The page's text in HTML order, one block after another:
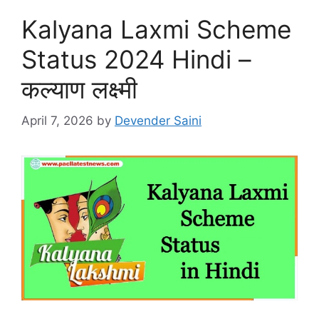
Kalyana Laxmi Scheme
Status 2024 Hindi –
कल्याण लक्ष्मी
April 7, 2026 by Devender Saini